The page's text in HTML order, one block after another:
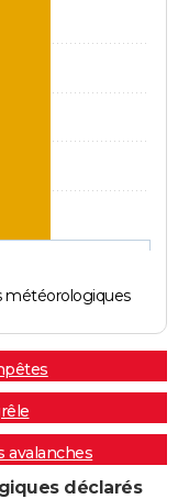
météorologiques
avalanches
déclarés